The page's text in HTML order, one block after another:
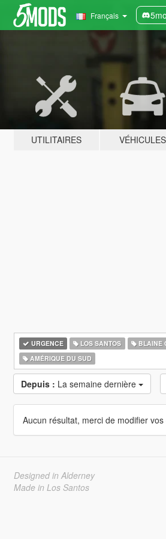
Français
UTILITAIRES VÉHICULES
URGENCE LOS SANTOS BLAINE
AMÉRIQUE DU SUD
Depuis : La semaine dernière
Aucun résultat, merci de modifier
Designed in Alderney
Made in Los Santos